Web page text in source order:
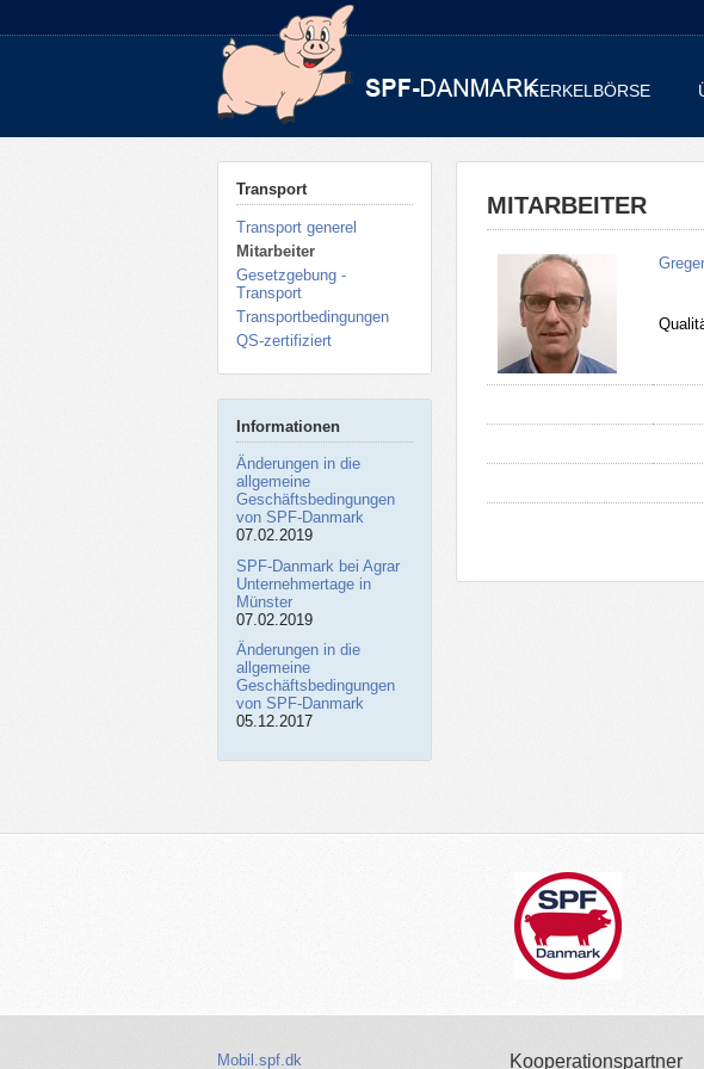
FERKELBÖRSE
Transport
Transport generel
Mitarbeiter
Gesetzgebung -
Transport
Transportbedingungen
QS-zertifiziert
Informationen
Änderungen in die
allgemeine
Geschäftsbedingungen
von SPF-Danmark
07.02.2019
SPF-Danmark bei Agrar
Unternehmertage in
Münster
07.02.2019
Änderungen in die
allgemeine
Geschäftsbedingungen
von SPF-Danmark
05.12.2017
MITARBEITER
Mobil.spf.dk Kooperationspartner